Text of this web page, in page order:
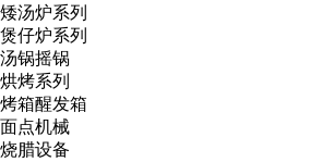
矮汤炉系列
煲仔炉系列
汤锅摇锅
烘烤系列
烤箱醒发箱
面点机械
烧腊设备